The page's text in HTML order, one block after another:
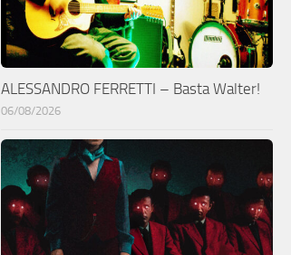
ALESSANDRO FERRETTI – Basta Walter!
06/08/2026